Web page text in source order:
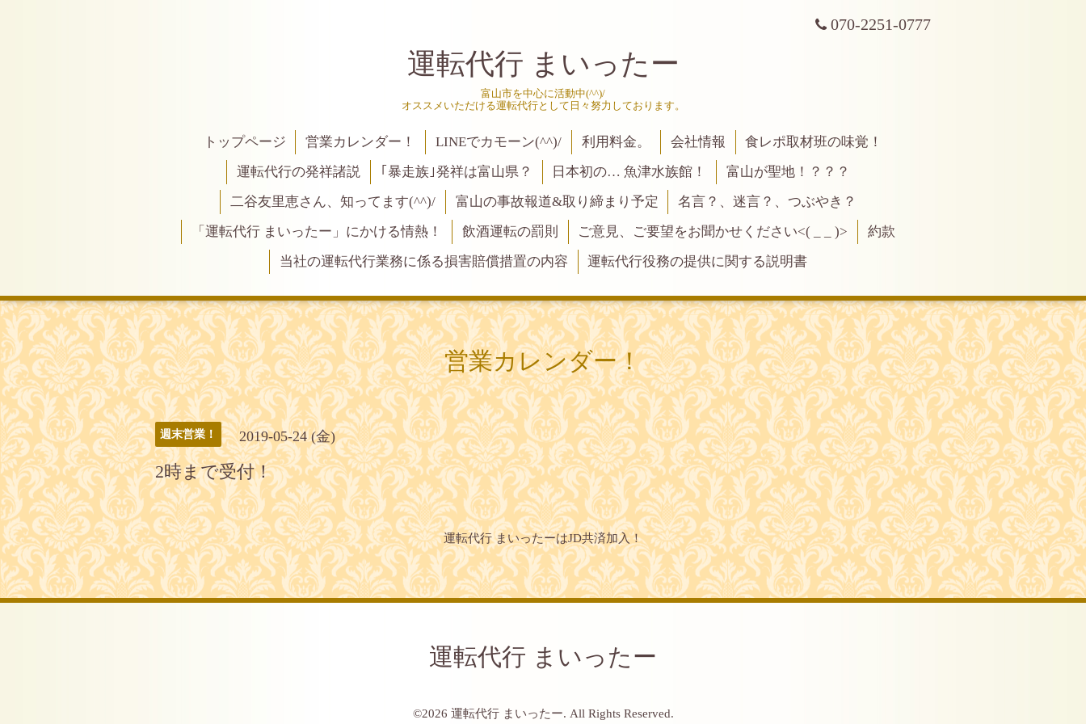
070-2251-0777
運転代行 まいったー
富山市を中心に活動中(^^)/
オススメいただける運転代行として日々努力しております。
トップページ 営業カレンダー！ LINEでカモーン(^^)/ 利用料金。 会社情報
食レポ取材班の味覚！
運転代行の発祥諸説
｢暴走族｣発祥は富山県？ 日本初の… 魚津水族館！
富山が聖地！？？？
二谷友里恵さん、知ってます(^^)/
富山の事故報道&取り締まり予定
名言？、迷言？、つぶやき？
「運転代行 まいったー」にかける情熱！
飲酒運転の罰則 ご意見、ご要望をお聞かせください<( _ _ )>
約款
当社の運転代行業務に係る損害賠償措置の内容
運転代行役務の提供に関する説明書
営業カレンダー！
週末営業！ 2019-05-24 (金)
2時まで受付！
運転代行 まいったーはJD共済加入！
運転代行 まいったー
©2026 運転代行 まいったー. All Rights Reserved.